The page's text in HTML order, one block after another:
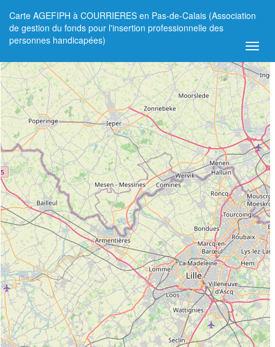
Carte AGEFIPH à COURRIERES en Pas-de-Calais (Association
de gestion du fonds pour l'insertion professionnelle des
personnes handicapées)
+
−